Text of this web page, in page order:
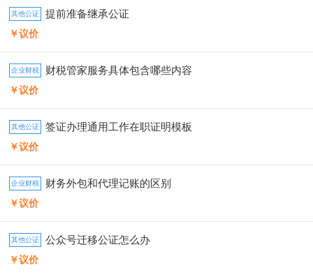
其他公证 提前准备继承公证
￥议价
企业财税 财税管家服务具体包含哪些内容
￥议价
其他公证 签证办理通用工作在职证明模板
￥议价
企业财税 财务外包和代理记账的区别
￥议价
其他公证 公众号迁移公证怎么办
￥议价